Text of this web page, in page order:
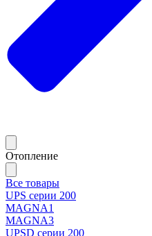
Отопление
Все товары
UPS серии 200
MAGNA1
MAGNA3
UPSD серии 200